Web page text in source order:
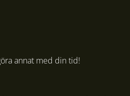
annat med din tid!